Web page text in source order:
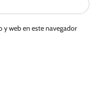
y web en este navegador